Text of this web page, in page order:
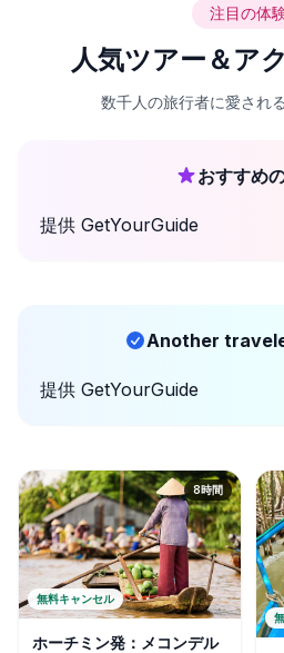
注目の体
人気ツアー＆ア
数千人の旅行者に愛され
おすすめ
提供 GetYourGuide
Another
提供 GetYourGuide
8時間
無料キャンセル
ホーチミン発：メコンデル